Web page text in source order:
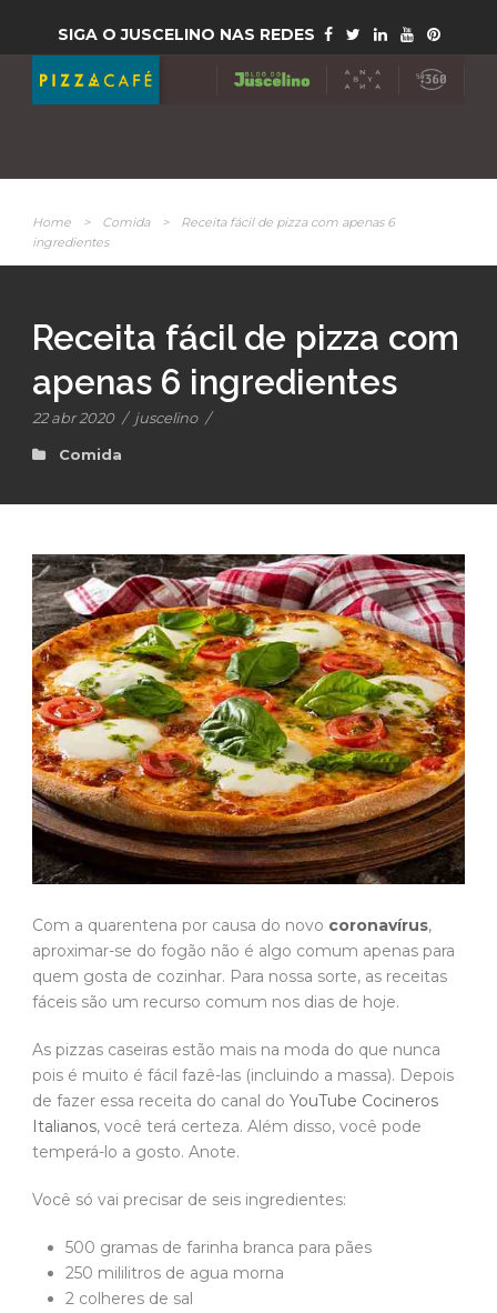
SIGA O JUSCELINO NAS REDES
Home > Comida >
Receita fácil de pizza com apenas 6
ingredientes
Receita fácil de pizza com
apenas 6 ingredientes
22 abr 2020 / juscelino /
Comida
Com a quarentena por causa do novo coronavírus,
aproximar-se do fogão não é algo comum apenas para
quem gosta de cozinhar. Para nossa sorte, as receitas
fáceis são um recurso comum nos dias de hoje.
As pizzas caseiras estão mais na moda do que nunca
pois é muito é fácil fazê-las (incluindo a massa). Depois
de fazer essa receita do canal do YouTube Cocineros
Italianos, você terá certeza. Além disso, você pode
temperá-lo a gosto. Anote.
Você só vai precisar de seis ingredientes:
500 gramas de farinha branca para pães
250 mililitros de agua morna
2 colheres de sal